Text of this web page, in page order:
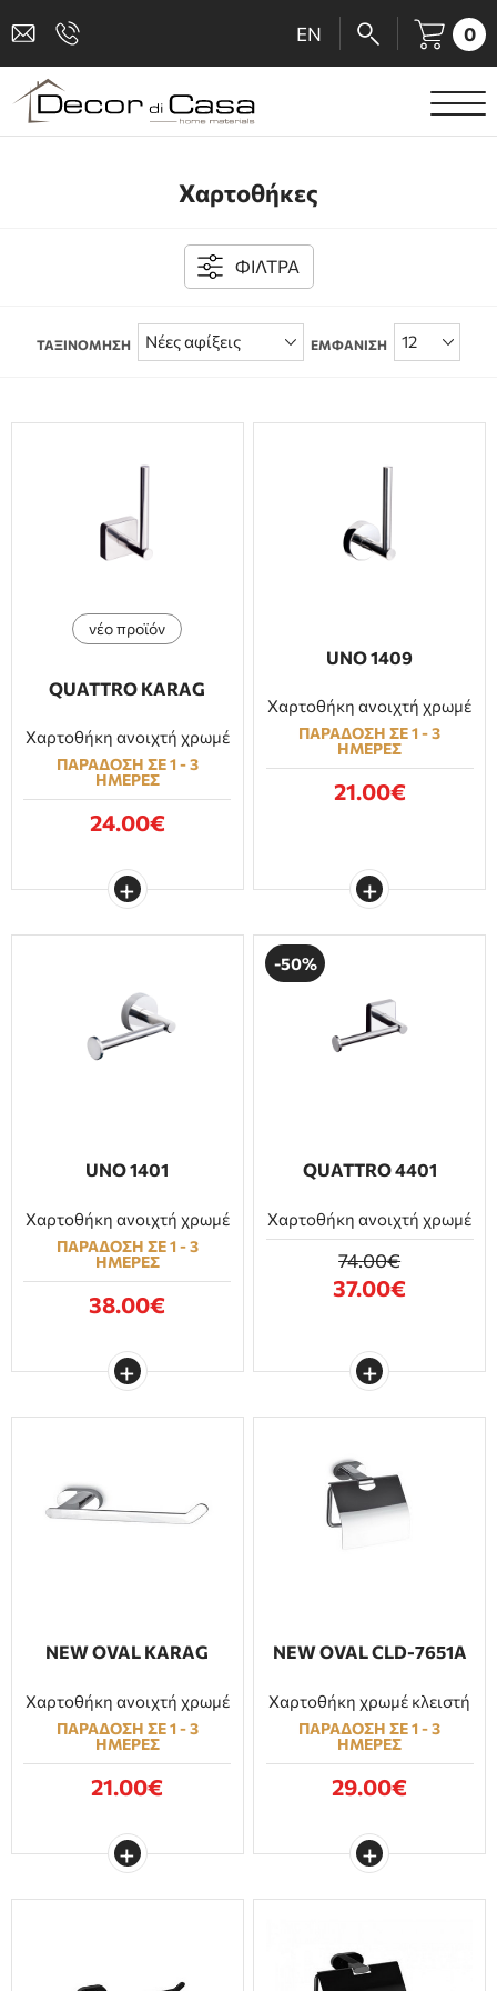
EN 0
ΕΙΔΗ ΥΓΙΕΙΝΗΣ
ΑΞΕΣΟΥΑΡ ΜΠΑΝΙΟΥ
ΚΟΥΖΙΝΑ
ΕΠΙΠΛΑ ΜΠΑΝΙΟΥ
ΤΖΑΚΙ
Χαρτοθήκες
ΦΙΛΤΡΑ
ΤΑΞΙΝΟΜΗΣΗ ΕΜΦΑΝΙΣΗ
νέο προϊόν
QUATTRO KARAG
Χαρτοθήκη ανοιχτή χρωμέ
ΠΑΡΑΔΟΣΗ ΣΕ 1 - 3
ΗΜΕΡΕΣ
24.00€
UNO 1409
Χαρτοθήκη ανοιχτή χρωμέ
ΠΑΡΑΔΟΣΗ ΣΕ 1 - 3
ΗΜΕΡΕΣ
21.00€
UNO 1401
Χαρτοθήκη ανοιχτή χρωμέ
ΠΑΡΑΔΟΣΗ ΣΕ 1 - 3
ΗΜΕΡΕΣ
38.00€
-50%
QUATTRO 4401
Χαρτοθήκη ανοιχτή χρωμέ
74.00€
37.00€
NEW OVAL KARAG
Χαρτοθήκη ανοιχτή χρωμέ
ΠΑΡΑΔΟΣΗ ΣΕ 1 - 3
ΗΜΕΡΕΣ
21.00€
NEW OVAL CLD-7651A
Χαρτοθήκη χρωμέ κλειστή
ΠΑΡΑΔΟΣΗ ΣΕ 1 - 3
ΗΜΕΡΕΣ
29.00€